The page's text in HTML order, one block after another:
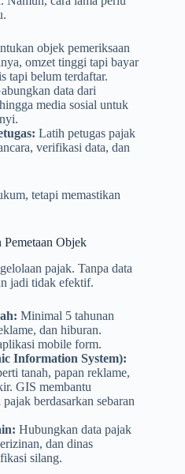
objek pemeriksaan
omzet tinggi tapi bayar
tapi belum terdaftar.
data dari
media sosial untuk
Latih petugas pajak
verifikasi data, dan
tetapi memastikan
Pemetaan Objek
pajak. Tanpa data
jadi tidak efektif.
Minimal 5 tahunan
dan hiburan.
mobile form.
Information System):
tanah, papan reklame,
GIS membantu
berdasarkan sebaran
Hubungkan data pajak
dan dinas
silang.